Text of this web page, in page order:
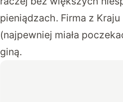
pieniądzach. Firma z
(najpewniej miała
giną.